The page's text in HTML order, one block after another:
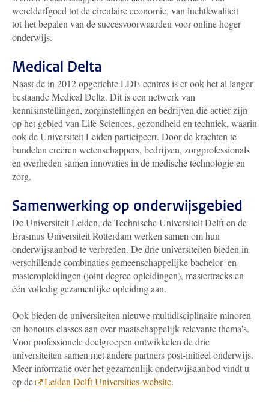
werelderfgoed tot de circulaire economie, van luchtkwaliteit
tot het bepalen van de succesvoorwaarden voor online hoger
onderwijs.
Medical Delta
Naast de in 2012 opgerichte LDE-centres is er ook het al langer
bestaande Medical Delta. Dit is een netwerk van
kennisinstellingen, zorginstellingen en bedrijven die actief zijn
op het gebied van Life Sciences, gezondheid en techniek, waarin
ook de Universiteit Leiden participeert. Door de krachten te
bundelen creëren wetenschappers, bedrijven, zorgprofessionals
en overheden samen innovaties in de medische technologie en
zorg.
Samenwerking op onderwijsgebied
De Universiteit Leiden, de Technische Universiteit Delft en de
Erasmus Universiteit Rotterdam werken samen om hun
onderwijsaanbod te verbreden. De drie universiteiten bieden in
verschillende combinaties gemeenschappelijke bachelor- en
masteropleidingen (joint degree opleidingen), mastertracks en
één volledig gezamenlijke opleiding aan.
Ook bieden de universiteiten nieuwe multidisciplinaire minoren
en honours classes aan over maatschappelijk relevante thema's.
Voor professionele doelgroepen ontwikkelen de drie
universiteiten samen met andere partners post-initieel onderwijs.
Meer informatie over het gezamenlijk onderwijsaanbod vindt u
op de
Leiden Delft Universities-website.